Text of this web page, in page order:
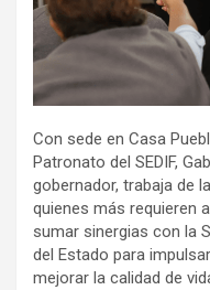
Con sede en Casa
Patronato del SEDIF,
gobernador, trabaja de
quienes más requieren
sumar sinergias con la
del Estado para
mejorar la calidad de